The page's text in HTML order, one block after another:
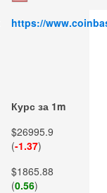
https://
Курс за 1m
$26995.9
(-1.37)
$1865.88
(0.56)